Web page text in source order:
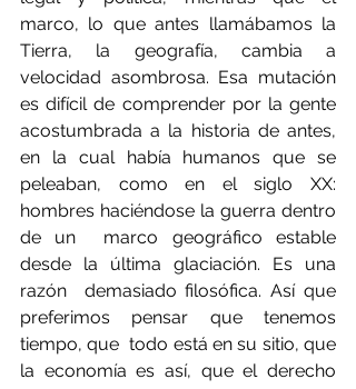
marco, lo que antes llamábamos la
Tierra, la geografía, cambia a
velocidad asombrosa. Esa mutación
es difícil de comprender por la gente
acostumbrada a la historia de antes,
en la cual había humanos que se
peleaban, como en el siglo XX:
hombres haciéndose la guerra dentro
de un  marco geográfico estable
desde la última glaciación. Es una
razón  demasiado filosófica. Así que
preferimos pensar que tenemos
tiempo, que  todo está en su sitio, que
la economía es así, que el derecho